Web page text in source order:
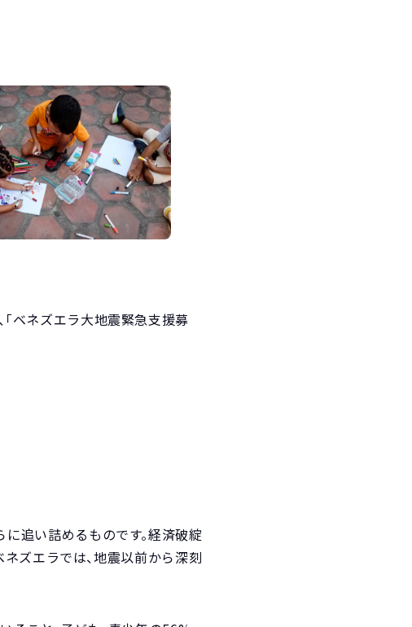
ベネズエラ大地震緊急支援募
追い詰めるものです。経済破綻
ズエラでは、地震以前から深刻